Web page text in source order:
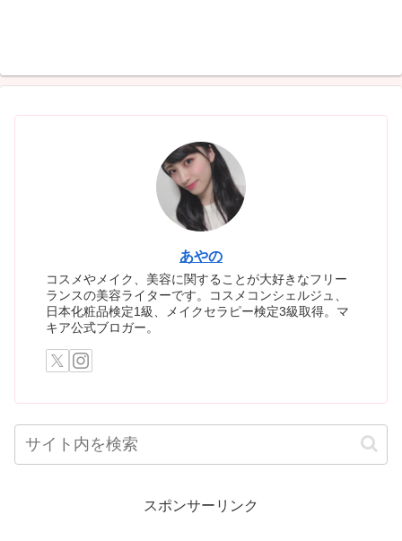
あやの
コスメやメイク、美容に関することが大好きなフリー
ランスの美容ライターです。コスメコンシェルジュ、
日本化粧品検定1級、メイクセラピー検定3級取得。マ
キア公式ブロガー。
スポンサーリンク